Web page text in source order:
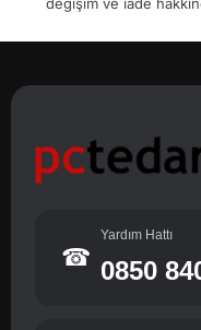
☎
Yardım Hattı
0850